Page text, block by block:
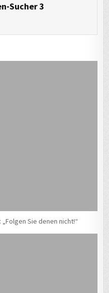
Sucher 3
Sie denen nicht!“